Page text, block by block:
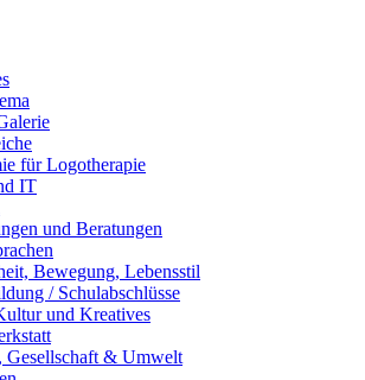
für Logotherapie
IT
und Beratungen
Bewegung, Lebensstil
/ Schulabschlüsse
und Kreatives
Gesellschaft & Umwelt